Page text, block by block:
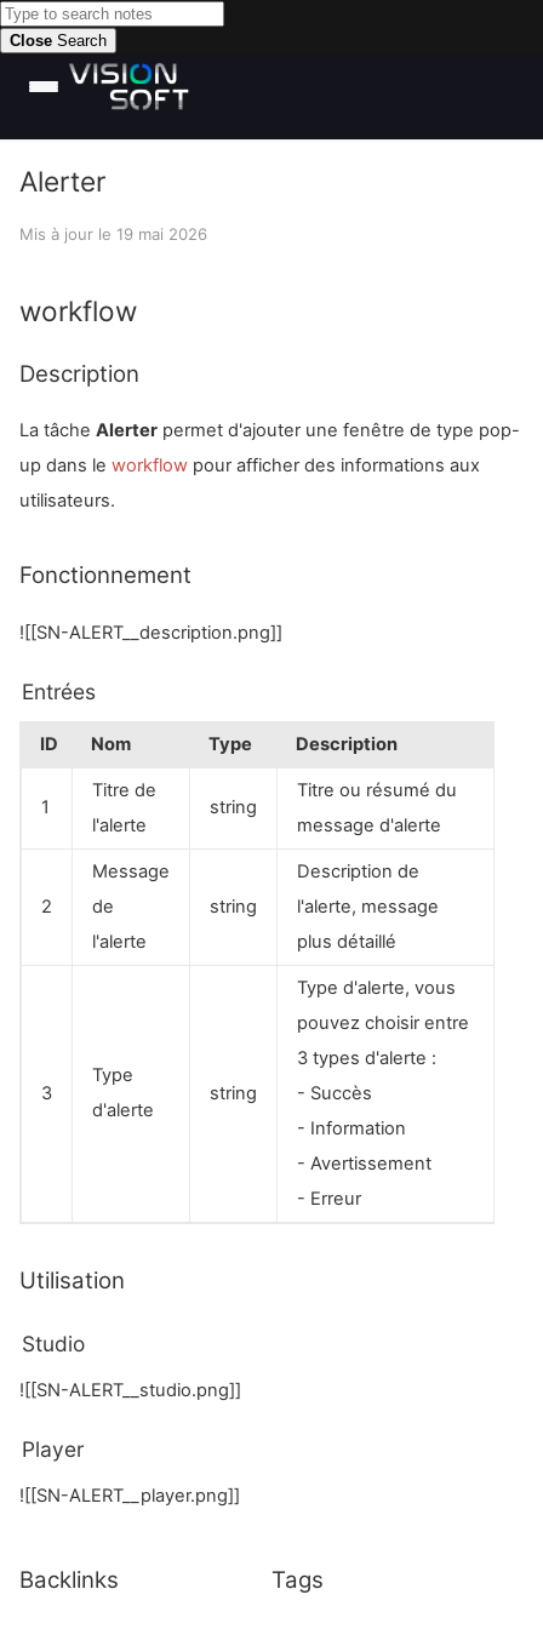
Close Search
Alerter
Mis à jour le 19 mai 2026
workflow
Description
La tâche Alerter permet d'ajouter une fenêtre de type pop-
up dans le workflow pour afficher des informations aux
utilisateurs.
Fonctionnement
![[SN-ALERT__description.png]]
Entrées
ID Nom Type Description
1
Titre de
l'alerte
string
Titre ou résumé du
message d'alerte
2
Message
de
l'alerte
string
Description de
l'alerte, message
plus détaillé
3
Type
d'alerte
string
Type d'alerte, vous
pouvez choisir entre
3 types d'alerte :
- Succès
- Information
- Avertissement
- Erreur
Utilisation
Studio
![[SN-ALERT__studio.png]]
Player
![[SN-ALERT__player.png]]
Backlinks Tags